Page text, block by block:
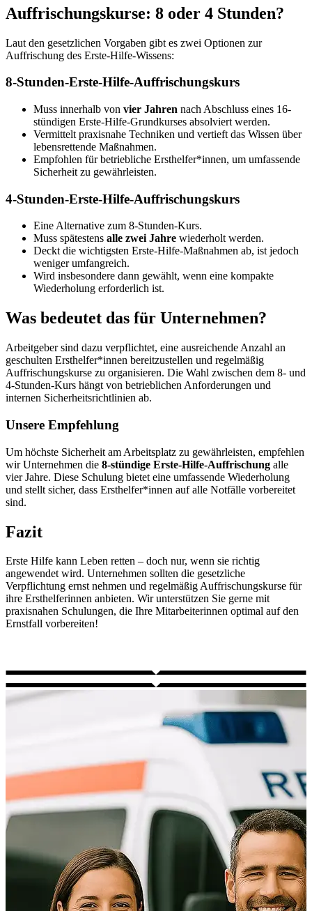
Auffrischungskurse: 8 oder 4 Stunden?
Laut den gesetzlichen Vorgaben gibt es zwei Optionen zur
Auffrischung des Erste-Hilfe-Wissens:
8-Stunden-Erste-Hilfe-Auffrischungskurs
Muss innerhalb von vier Jahren nach Abschluss eines 16-
stündigen Erste-Hilfe-Grundkurses absolviert werden.
Vermittelt praxisnahe Techniken und vertieft das Wissen über
lebensrettende Maßnahmen.
Empfohlen für betriebliche Ersthelfer*innen, um umfassende
Sicherheit zu gewährleisten.
4-Stunden-Erste-Hilfe-Auffrischungskurs
Eine Alternative zum 8-Stunden-Kurs.
Muss spätestens alle zwei Jahre wiederholt werden.
Deckt die wichtigsten Erste-Hilfe-Maßnahmen ab, ist jedoch
weniger umfangreich.
Wird insbesondere dann gewählt, wenn eine kompakte
Wiederholung erforderlich ist.
Was bedeutet das für Unternehmen?
Arbeitgeber sind dazu verpflichtet, eine ausreichende Anzahl an
geschulten Ersthelfer*innen bereitzustellen und regelmäßig
Auffrischungskurse zu organisieren. Die Wahl zwischen dem 8- und
4-Stunden-Kurs hängt von betrieblichen Anforderungen und
internen Sicherheitsrichtlinien ab.
Unsere Empfehlung
Um höchste Sicherheit am Arbeitsplatz zu gewährleisten, empfehlen
wir Unternehmen die 8-stündige Erste-Hilfe-Auffrischung alle
vier Jahre. Diese Schulung bietet eine umfassende Wiederholung
und stellt sicher, dass Ersthelfer*innen auf alle Notfälle vorbereitet
sind.
Fazit
Erste Hilfe kann Leben retten – doch nur, wenn sie richtig
angewendet wird. Unternehmen sollten die gesetzliche
Verpflichtung ernst nehmen und regelmäßig Auffrischungskurse für
ihre Ersthelferinnen anbieten. Wir unterstützen Sie gerne mit
praxisnahen Schulungen, die Ihre Mitarbeiterinnen optimal auf den
Ernstfall vorbereiten!